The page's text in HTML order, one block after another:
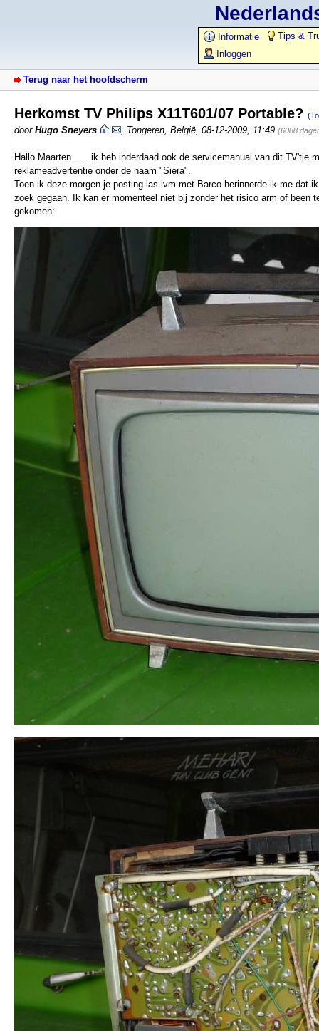
Informatie
Tips &
Inloggen
Terug naar het hoofdscherm
Herkomst TV Philips X11T601/07 Portable?
door Hugo Sneyers Tongeren, België 08-12-2009, 11:49 (6088
Hallo Maarten ..... ik heb inderdaad ook de servicemanual van dit TV'tje
reklameadvertentie onder de naam "Siera".
Toen ik deze morgen je posting las ivm met Barco herinnerde ik me dat
zoek gegaan. Ik kan er momenteel niet bij zonder het risico arm of been
gekomen: